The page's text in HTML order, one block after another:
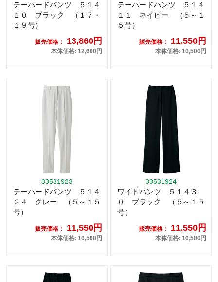
テーパードパンツ ５１４
１０ ブラック （１７・
１９号）
販売価格： 13,860円
本体価格: 12,600円
テーパードパンツ ５１４
１１ ネイビー （５～１
５号）
販売価格： 11,550円
本体価格: 10,500円
33531923
テーパードパンツ ５１４
２４ グレー （５～１５
号）
販売価格： 11,550円
本体価格: 10,500円
33531924
ワイドパンツ ５１４３
０ ブラック （５～１５
号）
販売価格： 11,550円
本体価格: 10,500円